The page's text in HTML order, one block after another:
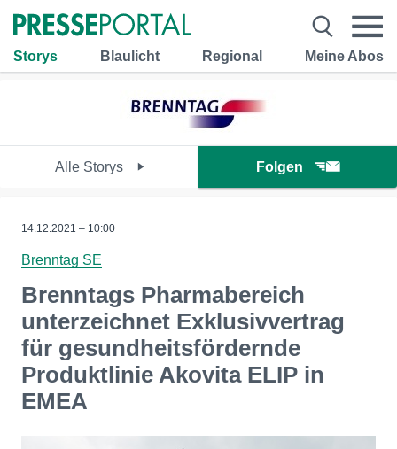
Storys Blaulicht Regional Meine Abos
Alle Storys Folgen
14.12.2021 – 10:00
Brenntag SE
Brenntags Pharmabereich
unterzeichnet Exklusivvertrag
für gesundheitsfördernde
Produktlinie Akovita ELIP in
EMEA